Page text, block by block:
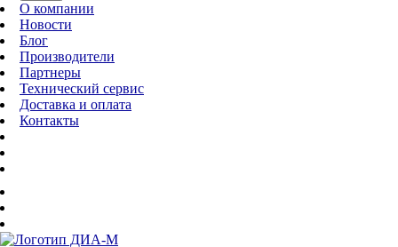
О компании
Новости
Блог
Производители
Партнеры
Технический сервис
Доставка и оплата
Контакты